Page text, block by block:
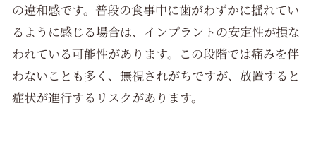
の違和感です。普段の食事中に歯がわずかに揺れてい
るように感じる場合は、インプラントの安定性が損な
われている可能性があります。この段階では痛みを伴
わないことも多く、無視されがちですが、放置すると
症状が進行するリスクがあります。